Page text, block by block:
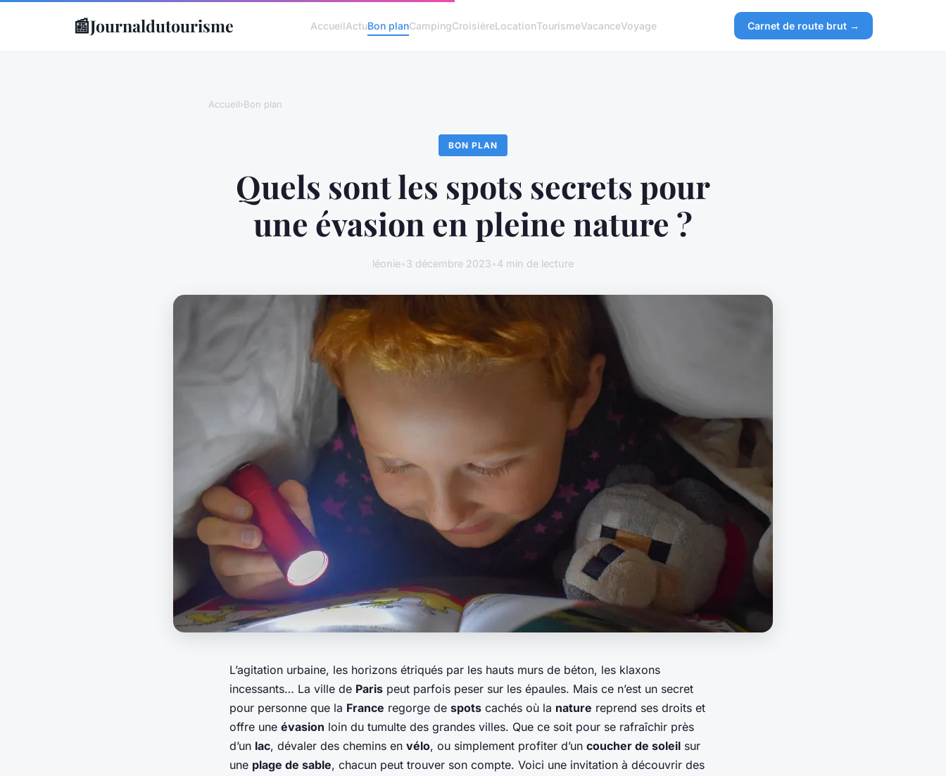
📰Journaldutourisme AccueilActuBon planCampingCroisièreLocationTourismeVacanceVoyage Carnet de route brut →
Accueil›Bon plan
BON PLAN
Quels sont les spots secrets pour
une évasion en pleine nature ?
léonie 3 décembre 2023 4 min de lecture
L’agitation urbaine, les horizons étriqués par les hauts murs de béton, les klaxons
incessants… La ville de Paris peut parfois peser sur les épaules. Mais ce n’est un secret
pour personne que la France regorge de spots cachés où la nature reprend ses droits et
offre une évasion loin du tumulte des grandes villes. Que ce soit pour se rafraîchir près
d’un lac, dévaler des chemins en vélo, ou simplement profiter d’un coucher de soleil sur
une plage de sable, chacun peut trouver son compte. Voici une invitation à découvrir des